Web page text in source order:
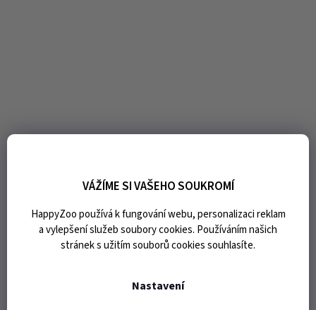
VÁŽÍME SI VAŠEHO SOUKROMÍ
HappyZoo používá k fungování webu, personalizaci reklam
a vylepšení služeb soubory cookies. Používáním našich
stránek s užitím souborů cookies souhlasíte.
Nastavení